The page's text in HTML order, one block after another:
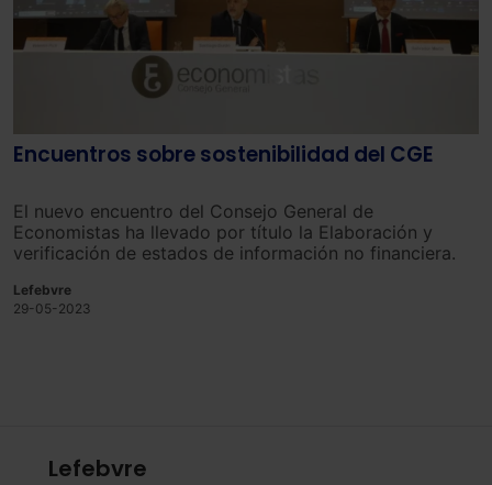
Encuentros sobre sostenibilidad del CGE
El nuevo encuentro del Consejo General de
Economistas ha llevado por título la Elaboración y
verificación de estados de información no financiera.
Lefebvre
29-05-2023
Lefebvre